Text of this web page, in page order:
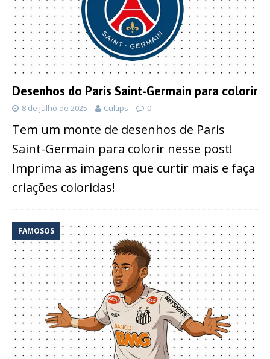
Desenhos do Paris Saint-Germain para colorir
8 de julho de 2025 Cultips 0
Tem um monte de desenhos de Paris
Saint-Germain para colorir nesse post!
Imprima as imagens que curtir mais e faça
criações coloridas!
FAMOSOS